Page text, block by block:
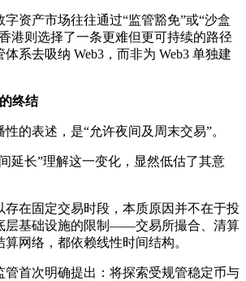
资产市场往往通过“监管豁免”或“沙盒
港则选择了一条更难但更可持续的路径
系去吸纳 Web3，而非为 Web3 单独建
终结
的表述，是“允许夜间及周末交易”。
延长”理解这一变化，显然低估了其意
存在固定交易时段，本质原因并不在于投
层基础设施的限制——交易所撮合、清算
网络，都依赖线性时间结构。
管首次明确提出：将探索受规管稳定币与